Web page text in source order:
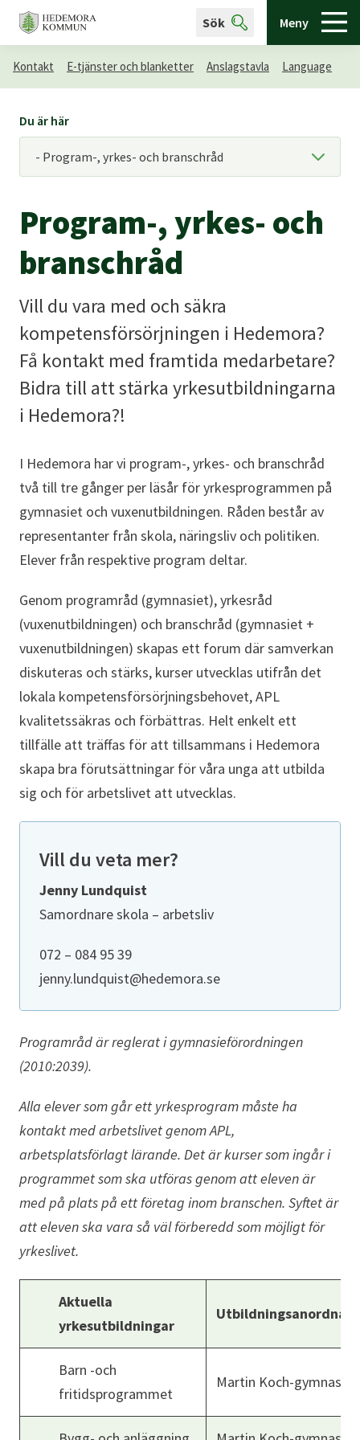
Sök Meny
Kontakt E-tjänster och blanketter Anslagstavla Language
Program-, yrkes- och
branschråd
Vill du vara med och säkra
kompetensförsörjningen i Hedemora?
Få kontakt med framtida medarbetare?
Bidra till att stärka yrkesutbildningarna
i Hedemora?!
I Hedemora har vi program-, yrkes- och branschråd
två till tre gånger per läsår för yrkesprogrammen på
gymnasiet och vuxenutbildningen. Råden består av
representanter från skola, näringsliv och politiken.
Elever från respektive program deltar.
Genom programråd (gymnasiet), yrkesråd
(vuxenutbildningen) och branschråd (gymnasiet +
vuxenutbildningen) skapas ett forum där samverkan
diskuteras och stärks, kurser utvecklas utifrån det
lokala kompetensförsörjningsbehovet, APL
kvalitetssäkras och förbättras. Helt enkelt ett
tillfälle att träffas för att tillsammans i Hedemora
skapa bra förutsättningar för våra unga att utbilda
sig och för arbetslivet att utvecklas.
Vill du veta mer?
Jenny Lundquist
Samordnare skola – arbetsliv
072 – 084 95 39
jenny.lundquist@hedemora.se
Programråd är reglerat i gymnasieförordningen
(2010:2039).
Alla elever som går ett yrkesprogram måste ha
kontakt med arbetslivet genom APL,
arbetsplatsförlagt lärande. Det är kurser som ingår i
programmet som ska utföras genom att eleven är
med på plats på ett företag inom branschen. Syftet är
att eleven ska vara så väl förberedd som möjligt för
yrkeslivet.
Aktuella
yrkesutbildningar
Utbildningsanordnare
Barn -och
fritidsprogrammet
Martin Koch-gymnasiet
Du är här